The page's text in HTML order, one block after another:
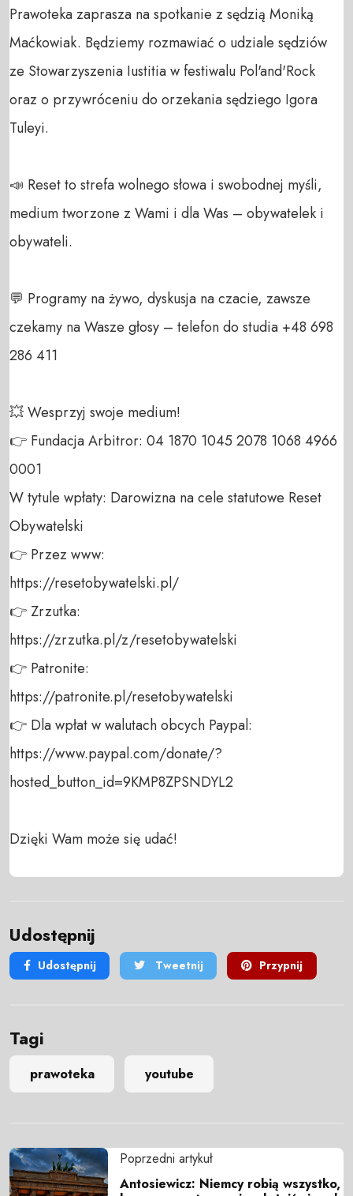
Prawoteka zaprasza na spotkanie z sędzią Moniką
Maćkowiak. Będziemy rozmawiać o udziale sędziów
ze Stowarzyszenia Iustitia w festiwalu Pol'and'Rock
oraz o przywróceniu do orzekania sędziego Igora
Tuleyi.
📣 Reset to strefa wolnego słowa i swobodnej myśli,
medium tworzone z Wami i dla Was – obywatelek i
obywateli.
💬 Programy na żywo, dyskusja na czacie, zawsze
czekamy na Wasze głosy – telefon do studia +48 698
286 411
💥 Wesprzyj swoje medium!
👉 Fundacja Arbitror: 04 1870 1045 2078 1068 4966
0001
W tytule wpłaty: Darowizna na cele statutowe Reset
Obywatelski
👉 Przez www:
https://resetobywatelski.pl/
👉 Zrzutka:
https://zrzutka.pl/z/resetobywatelski
👉 Patronite:
https://patronite.pl/resetobywatelski
👉 Dla wpłat w walutach obcych Paypal:
https://www.paypal.com/donate/?
hosted_button_id=9KMP8ZPSNDYL2
Dzięki Wam może się udać!
Udostępnij
Udostępnij Tweetnij Przypnij
Tagi
prawoteka youtube
Poprzedni artykuł
Antosiewicz: Niemcy robią wszystko,